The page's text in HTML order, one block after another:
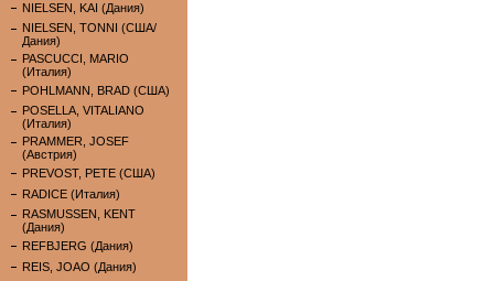
NIELSEN, KAI (Дания)
NIELSEN, TONNI (США/
Дания)
PASCUCCI, MARIO
(Италия)
POHLMANN, BRAD (США)
POSELLA, VITALIANO
(Италия)
PRAMMER, JOSEF
(Австрия)
PREVOST, PETE (США)
RADICE (Италия)
RASMUSSEN, KENT
(Дания)
REFBJERG (Дания)
REIS, JOAO (Дания)